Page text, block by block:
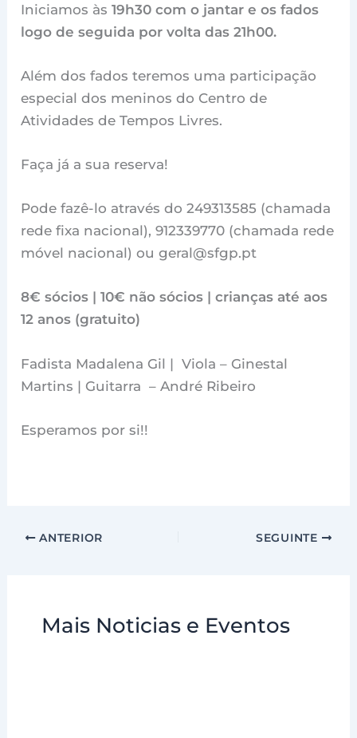
Iniciamos às19h30 com o jantar e os fados
logo de seguida por volta das 21h00.
Além dos fados teremos uma participação
especial dos meninos do Centro de
Atividades de Tempos Livres.
Faça já a sua reserva!
Pode fazê-lo através do 249313585 (chamada
rede fixa nacional), 912339770 (chamada rede
móvel nacional) ou geral@sfgp.pt
8€ sócios | 10€ não sócios | crianças até aos
12 anos (gratuito)
Fadista Madalena Gil | Viola – Ginestal
Martins | Guitarra – André Ribeiro
Esperamos por si!!
ANTERIOR SEGUINTE
Mais Noticias e Eventos